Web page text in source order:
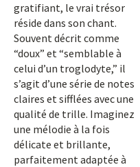
gratifiant, le vrai trésor
réside dans son chant.
Souvent décrit comme
“doux” et “semblable à
celui d’un troglodyte,” il
s’agit d’une série de notes
claires et sifflées avec une
qualité de trille. Imaginez
une mélodie à la fois
délicate et brillante,
parfaitement adaptée à